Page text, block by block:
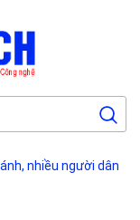
nhiều người dân